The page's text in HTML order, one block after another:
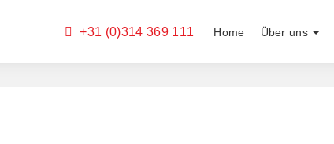
Home Über uns
+31 (0)314 369 111